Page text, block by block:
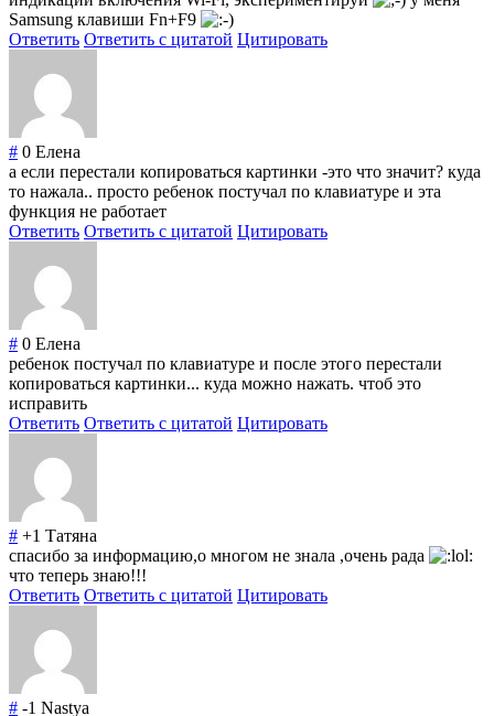
Samsung клавиши Fn+F9
Ответить Ответить с цитатой Цитировать
# 0 Елена
а если перестали копироваться картинки -это что значит? куда
то нажала.. просто ребенок постучал по клавиатуре и эта
функция не работает
Ответить Ответить с цитатой Цитировать
# 0 Елена
ребенок постучал по клавиатуре и после этого перестали
копироваться картинки... куда можно нажать. чтоб это
исправить
Ответить Ответить с цитатой Цитировать
# +1 Татяна
спасибо за информацию,о многом не знала ,очень рада
что теперь знаю!!!
Ответить Ответить с цитатой Цитировать
# -1 Nastya